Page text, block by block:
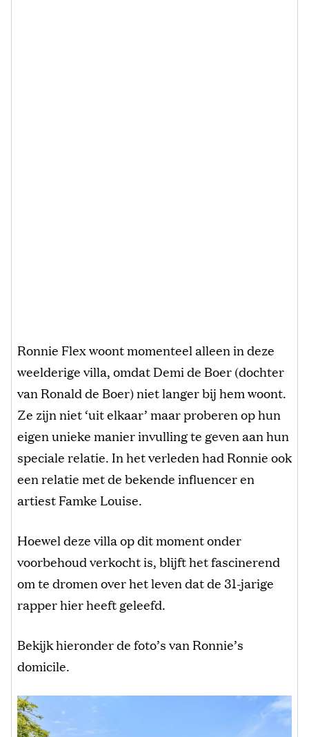
Ronnie Flex woont momenteel alleen in deze
weelderige villa, omdat Demi de Boer (dochter
van Ronald de Boer) niet langer bij hem woont.
Ze zijn niet ‘uit elkaar’ maar proberen op hun
eigen unieke manier invulling te geven aan hun
speciale relatie. In het verleden had Ronnie ook
een relatie met de bekende influencer en
artiest Famke Louise.
Hoewel deze villa op dit moment onder
voorbehoud verkocht is, blijft het fascinerend
om te dromen over het leven dat de 31-jarige
rapper hier heeft geleefd.
Bekijk hieronder de foto’s van Ronnie’s
domicile.